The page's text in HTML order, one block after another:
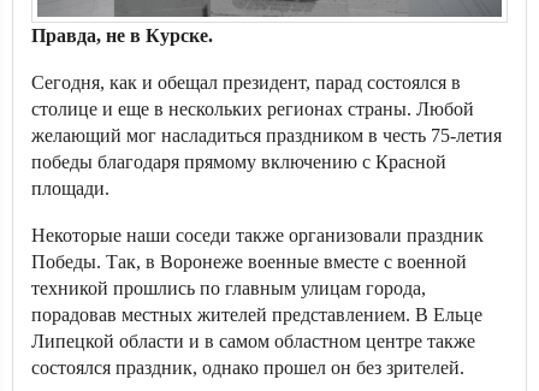
Правда, не в Курске.
Сегодня, как и обещал президент, парад состоялся в
столице и еще в нескольких регионах страны. Любой
желающий мог насладиться праздником в честь 75-летия
победы благодаря прямому включению с Красной
площади.
Некоторые наши соседи также организовали праздник
Победы. Так, в Воронеже военные вместе с военной
техникой прошлись по главным улицам города,
порадовав местных жителей представлением. В Ельце
Липецкой области и в самом областном центре также
состоялся праздник, однако прошел он без зрителей.